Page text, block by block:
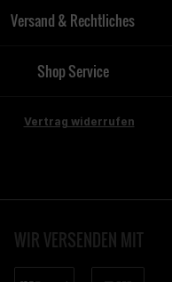
Versand & Rechtliches
Shop Service
Vertrag widerrufen
WIR VERSENDEN MIT